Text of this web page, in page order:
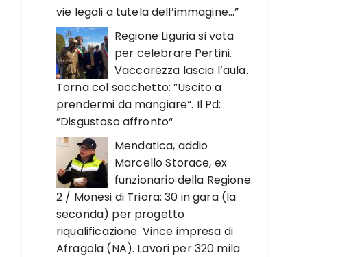
vie legali a tutela dell’immagine…”
Regione Liguria si vota
per celebrare Pertini.
Vaccarezza lascia l’aula.
Torna col sacchetto: ”Uscito a
prendermi da mangiare“. Il Pd:
”Disgustoso affronto“
Mendatica, addio
Marcello Storace, ex
funzionario della Regione.
2 / Monesi di Triora: 30 in gara (la
seconda) per progetto
riqualificazione. Vince impresa di
Afragola (NA). Lavori per 320 mila